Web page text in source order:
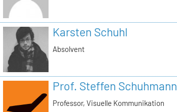
Karsten Schuhl
Absolvent
Prof. Steffen Schuhmann
Professor, Visuelle Kommunikation